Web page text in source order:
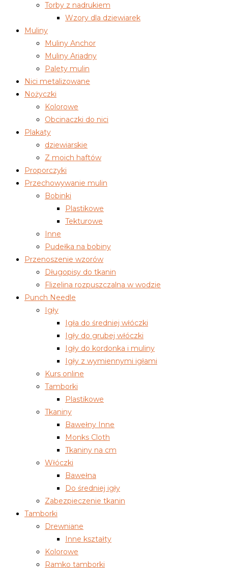
Torby z nadrukiem
Wzory dla dziewiarek
Muliny
Muliny Anchor
Muliny Ariadny
Palety mulin
Nici metalizowane
Nożyczki
Kolorowe
Obcinaczki do nici
Plakaty
dziewiarskie
Z moich haftów
Proporczyki
Przechowywanie mulin
Bobinki
Plastikowe
Tekturowe
Inne
Pudełka na bobiny
Przenoszenie wzorów
Długopisy do tkanin
Flizelina rozpuszczalna w wodzie
Punch Needle
Igły
Igła do średniej włóczki
Igły do grubej włóczki
Igły do kordonka i muliny
Igły z wymiennymi igłami
Kurs online
Tamborki
Plastikowe
Tkaniny
Bawełny Inne
Monks Cloth
Tkaniny na cm
Włóczki
Bawełna
Do średniej igły
Zabezpieczenie tkanin
Tamborki
Drewniane
Inne kształty
Kolorowe
Ramko tamborki